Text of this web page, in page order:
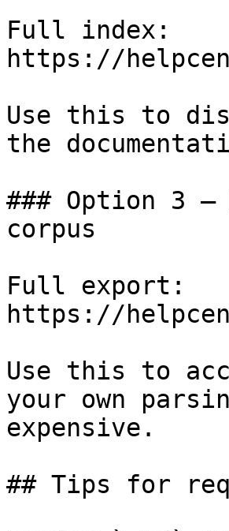
Full index:
https://
Use this to
the
### Option 3
corpus
Full export:
https://
Use this to
your own
expensive.
## Tips for